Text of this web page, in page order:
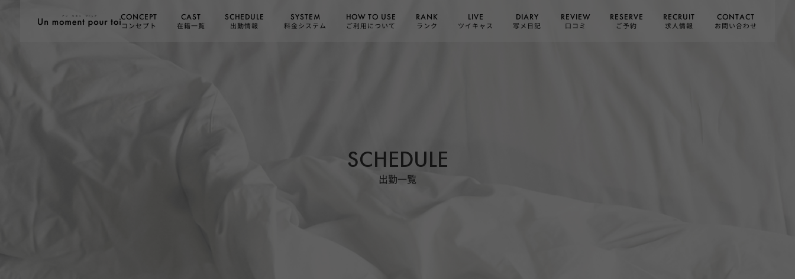
SCHEDULE
出勤一覧
CONCEPT
コンセプト
CAST
在籍一覧
SCHEDULE
出勤情報
SYSTEM
料金システム
HOW TO USE
ご利用について
RANK
ランク
LIVE
ツイキャス
DIARY
写メ日記
REVIEW
口コミ
RESERVE
ご予約
RECRUIT
求人情報
CONTACT
お問い合わせ